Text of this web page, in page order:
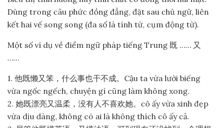
Dùng trong câu phức đồng đẳng, đặt sau chủ ngữ, liên
kết hai vế song song (đa số là tính từ, cụm động từ).
Một số ví dụ về điểm ngữ pháp tiếng Trung 既 …… 又
……
1. 他既懒又笨，什么事也干不成。Cậu ta vừa lười biếng
vừa ngốc ngếch, chuyện gì cũng làm không xong.
2. 她既漂亮又温柔，没有人不喜欢她。cô ấy vừa xinh đẹp
vừa dịu dàng, không có ai là không thích cô ấy cả.